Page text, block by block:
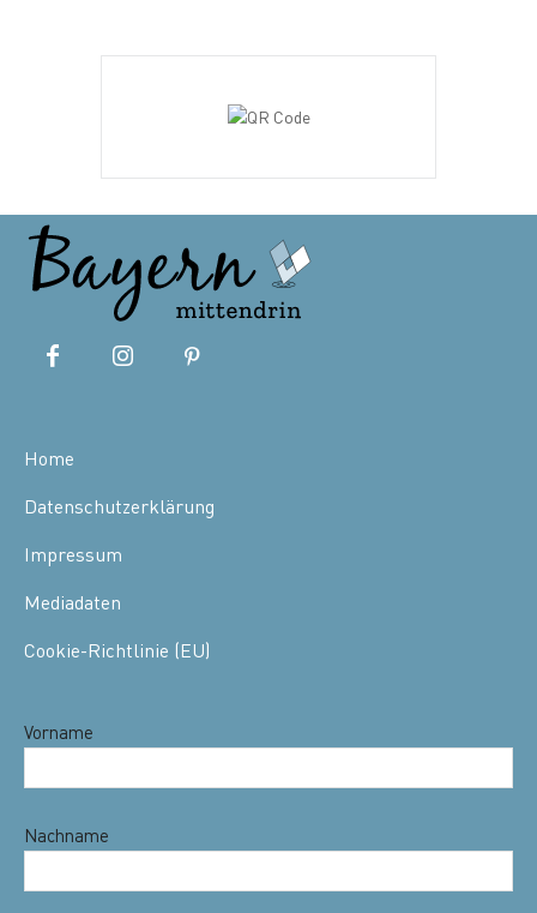
Home
Datenschutzerklärung
Impressum
Mediadaten
Cookie-Richtlinie (EU)
Vorname
Nachname